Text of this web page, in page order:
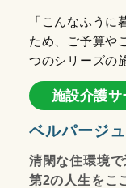
「こんなふうに
ため、ご予算や
つのシリーズの
施設介護サ
ベルパージュ
清閑な住環境
第2の人生をこ